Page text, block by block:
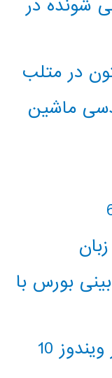
در متلب
ماشین
بورس با